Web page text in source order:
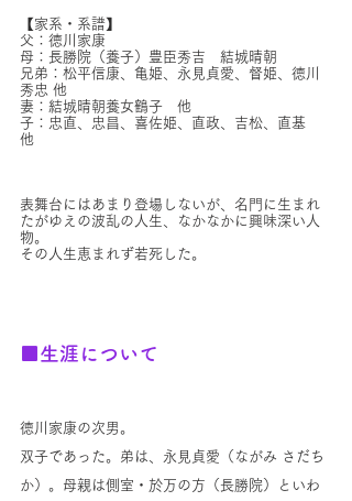
【家系・系譜】
父：徳川家康
母：長勝院（養子）豊臣秀吉　結城晴朝
兄弟：松平信康、亀姫、永見貞愛、督姫、徳川
秀忠 他
妻：結城晴朝養女鶴子　他
子：忠直、忠昌、喜佐姫、直政、吉松、直基
他
表舞台にはあまり登場しないが、名門に生まれ
たがゆえの波乱の人生、なかなかに興味深い人
物。
その人生恵まれず若死した。
■生涯について
徳川家康の次男。
双子であった。弟は、永見貞愛（ながみ さだち
か）。母親は側室・於万の方（長勝院）といわ